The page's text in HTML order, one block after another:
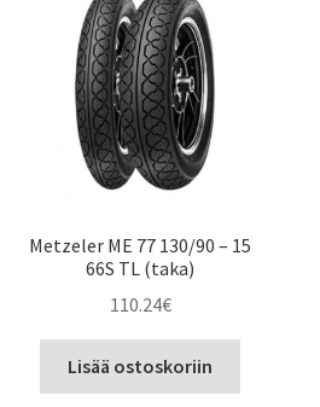
Metzeler ME 77 130/90 – 15
66S TL (taka)
110.24€
Lisää ostoskoriin